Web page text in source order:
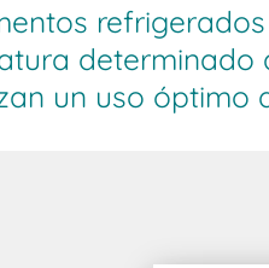
determinado
un uso óptimo